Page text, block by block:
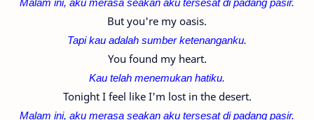
But you're my oasis.
Tapi kau adalah sumber ketenanganku.
You found my heart.
Kau telah menemukan hatiku.
Tonight I feel like I'm lost in the desert.
Malam ini, aku merasa seakan aku tersesat di padang pasir.